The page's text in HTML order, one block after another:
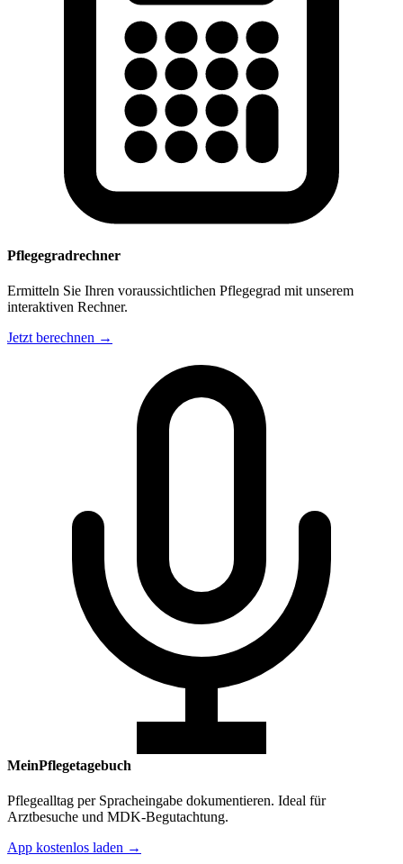
Pflegegradrechner
Ermitteln Sie Ihren voraussichtlichen Pflegegrad mit unserem
interaktiven Rechner.
Jetzt berechnen →
MeinPflegetagebuch
Pflegealltag per Spracheingabe dokumentieren. Ideal für
Arztbesuche und MDK-Begutachtung.
App kostenlos laden →